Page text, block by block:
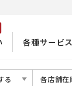
各種サービス
る 各店舗在